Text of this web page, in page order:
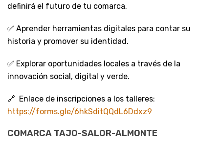
definirá el futuro de tu comarca.
✅ Aprender herramientas digitales para contar su
historia y promover su identidad.
✅ Explorar oportunidades locales a través de la
innovación social, digital y verde.
🔗 Enlace de inscripciones a los talleres:
https://forms.gle/6hkSditQQdL6Ddxz9
COMARCA TAJO-SALOR-ALMONTE